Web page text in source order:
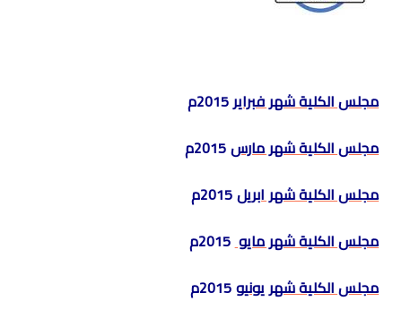
مجلس الكلية شهر فبراير2015م
مجلس الكلية شهر مارس
مجلس الكلية شهر ابريل
مجلس الكلية شهر مايو2015م
مجلس الكلية شهر يونيو